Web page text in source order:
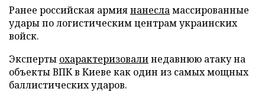
Ранее российская армиянанесламассированные
удары по логистическим центрам украинских
войск.
Эксперты охарактеризовалинедавнюю атаку на
объекты ВПК в Киеве как один из самых мощных
баллистических ударов.